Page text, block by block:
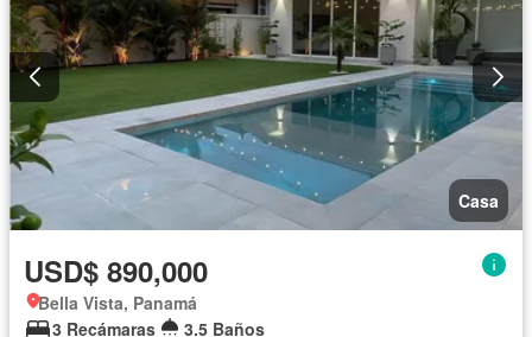
Casa
USD$ 890,000
Bella Vista, Panamá
3 Recámaras
3.5 Baños